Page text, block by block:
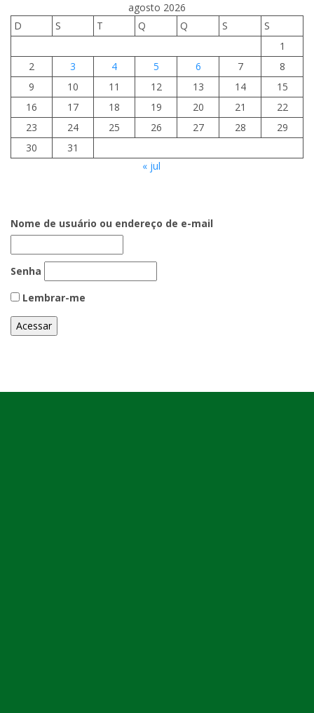
agosto 2026
D
S T Q Q S
S
1
2
3 4 5 6 7
8
9
10 11 12 13 14
15
16
17 18 19 20 21
22
23
24 25 26 27 28
29
30
31
« jul
Nome de usuário ou endereço de e-mail
Senha
Lembrar-me